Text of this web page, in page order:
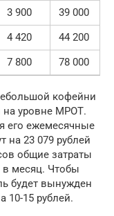
3 900
39 000
4 420
44 200
7 800 78 000
кофейни
на уровне МРОТ.
его ежемесячные
на 23 079 рублей
общие затраты
в месяц. Чтобы
будет вынужден
10-15 рублей.